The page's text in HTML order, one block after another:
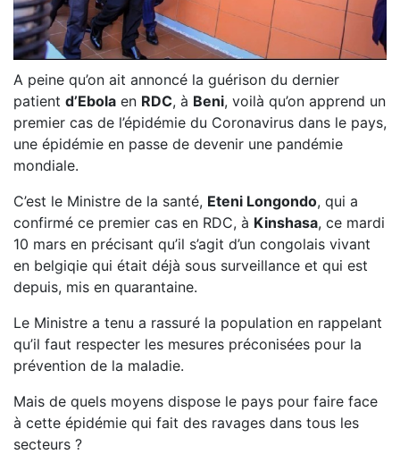
A peine qu’on ait annoncé la guérison du dernier
patient d’Ebola en RDC, à Beni, voilà qu’on apprend un
premier cas de l’épidémie du Coronavirus dans le pays,
une épidémie en passe de devenir une pandémie
mondiale.
C’est le Ministre de la santé, Eteni Longondo, qui a
confirmé ce premier cas en RDC, à Kinshasa, ce mardi
10 mars en précisant qu’il s’agit d’un congolais vivant
en belgiqie qui était déjà sous surveillance et qui est
depuis, mis en quarantaine.
Le Ministre a tenu a rassuré la population en rappelant
qu’il faut respecter les mesures préconisées pour la
prévention de la maladie.
Mais de quels moyens dispose le pays pour faire face
à cette épidémie qui fait des ravages dans tous les
secteurs ?